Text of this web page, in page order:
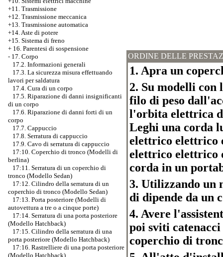
+11. Trasmissione
+12. Trasmissione meccanica
+13. Trasmissione automatica
+14. Aste di potere
+15. Sistema di freno
+ 16. Parentesi di sospensione
- 17. Corpo
17.2. Informazioni generali
17.3. La sicurezza misura effettuando
lavori per saldatura
17.4. Cura di un corpo
17.5. Riparazione di danni insignificanti
di un corpo
17.6. Riparazione di danni forti di un
corpo
17.7. Cappuccio
17.8. Serratura di cappuccio
17.9. Cavo di serratura di cappuccio
17:10. Coperchio di tronco (Modelli di
berlina)
17:11. Serratura di un coperchio di
tronco (Modello Sedan)
17:12. Cilindro della serratura di un
coperchio di tronco (Modello Sedan)
17:13. Porta posteriore (Modelli di
autovettura a tre o a cinque porte)
17:14. Serratura di una porta posteriore
(Modello Hatchback)
17:15. Cilindro della serratura di una
porta posteriore (Modello Hatchback)
17:16. Rastrelliere di una porta posteriore
(Modello Hatchback)
ORDINE DELLE
1. Apra un
2. Su modelli
filo di peso
l'orbita elettrica
Leghi una corda
elettrico elettrico
elettrico elettrico
corda in un
3. Utilizzando un
di dipende da un
4. Avere
poi sviti
coperchio di